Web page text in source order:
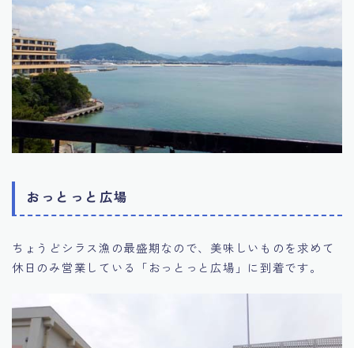
おっとっと広場
ちょうどシラス漁の最盛期なので、美味しいものを求めて
休日のみ営業している「おっとっと広場」に到着です。